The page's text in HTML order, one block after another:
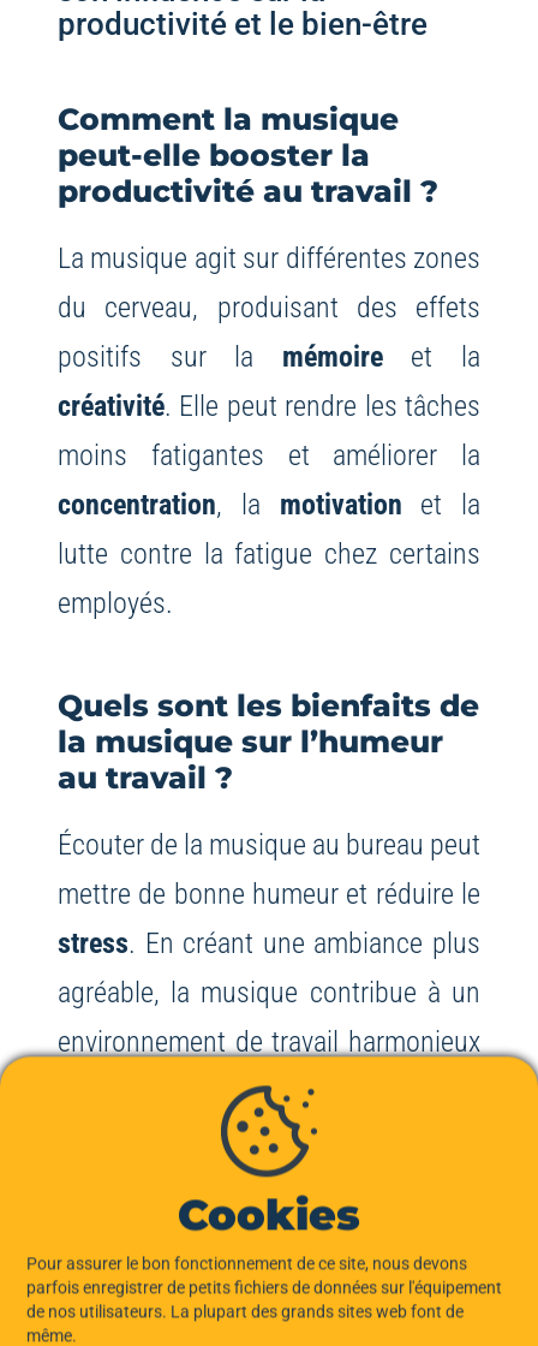
productivité et le bien-être
Comment la musique
peut-elle booster la
productivité au travail ?
La musique agit sur différentes zones
du cerveau, produisant des effets
positifs sur la mémoireet la
créativité. Elle peut rendre les tâches
moins fatigantes et améliorer la
concentration, la motivation et la
lutte contre la fatigue chez certains
employés.
Quels sont les bienfaits de
la musique sur l’humeur
au travail ?
Écouter de la musique au bureau peut
mettre de bonne humeur et réduire le
stress. En créant une ambiance plus
agréable, la musique contribue à un
environnement de travail harmonieux
et stimule lacréativité
La musique de fond est-
elle bénéfique pour la
concentration ?
Cookies
Pour assurer le bon fonctionnement de ce site, nous devons
parfois enregistrer de petits fichiers de données sur l'équipement
de nos utilisateurs. La plupart des grands sites web font de
même.